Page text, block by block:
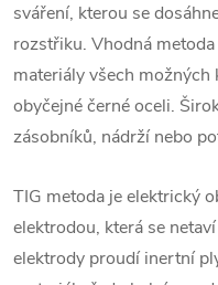
sváření, kterou se
rozstřiku. Vhodná
materiály všech možných
obyčejné černé oceli.
zásobníků, nádrží nebo
TIG metoda je elektrický
elektrodou, která se
elektrody proudí inertní